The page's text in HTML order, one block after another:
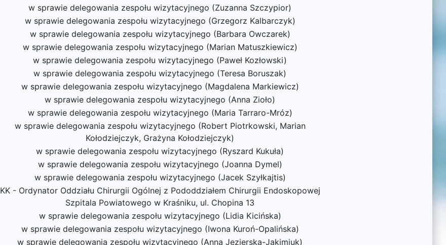
w sprawie delegowania zespołu wizytacyjnego (Zuzanna Szczypior)
w sprawie delegowania zespołu wizytacyjnego (Grzegorz Kalbarczyk)
w sprawie delegowania zespołu wizytacyjnego (Barbara Owczarek)
w sprawie delegowania zespołu wizytacyjnego (Marian Matuszkiewicz)
w sprawie delegowania zespołu wizytacyjnego (Paweł Kozłowski)
w sprawie delegowania zespołu wizytacyjnego (Teresa Boruszak)
w sprawie delegowania zespołu wizytacyjnego (Magdalena Markiewicz)
w sprawie delegowania zespołu wizytacyjnego (Anna Zioło)
w sprawie delegowania zespołu wizytacyjnego (Maria Tarraro-Mróz)
w sprawie delegowania zespołu wizytacyjnego (Robert Piotrkowski, Marian
Kołodziejczyk, Grażyna Kołodziejczyk)
w sprawie delegowania zespołu wizytacyjnego (Ryszard Kukuła)
w sprawie delegowania zespołu wizytacyjnego (Joanna Dymel)
w sprawie delegowania zespołu wizytacyjnego (Jacek Szyłkajtis)
KK - Ordynator Oddziału Chirurgii Ogólnej z Pododdziałem Chirurgii Endoskopowej
Szpitala Powiatowego w Kraśniku, ul. Chopina 13
w sprawie delegowania zespołu wizytacyjnego (Lidia Kicińska)
w sprawie delegowania zespołu wizytacyjnego (Iwona Kuroń-Opalińska)
w sprawie delegowania zespołu wizytacyjnego (Anna Jezierska-Jakimiuk)